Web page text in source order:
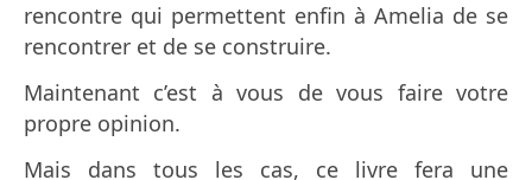
rencontre qui permettent enfin à Amelia de se
rencontrer et de se construire.
Maintenant c’est à vous de vous faire votre
propre opinion.
Mais dans tous les cas, ce livre fera une